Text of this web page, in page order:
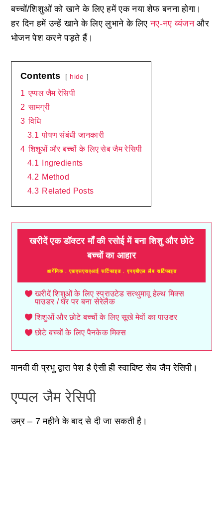
बच्चों/शिशुओं को खाने के लिए हमें एक नया शेफ बनना होगा।
हर दिन हमें उन्हें खाने के लिए लुभाने के लिएनए-नए व्यंजनऔर
भोजन पेश करने पड़ते हैं।
Contents hide
1 एप्पल जैम रेसिपी
2 सामग्री
3 विधि
3.1 पोषण संबंधी जानकारी
4 शिशुओं और बच्चों के लिए सेब जैम रेसिपी
4.1 Ingredients
4.2 Method
4.3 Related Posts
खरीदें एक डॉक्टर माँ की रसोई में बना शिशु और छोटे
बच्चों का आहार
आर्गेनिक . एफ़एसएसएआई सर्टिफाइड . एनएबीएल लैब सर्टिफाइड
खरीदें शिशुओं के लिए स्प्राउटेड सत्थुमावू हेल्थ मिक्स
पाउडर / घर पर बना सेरेलैक
शिशुओं और छोटे बच्चों के लिए सूखे मेवों का पाउडर
छोटे बच्चों के लिए पैनकेक मिक्स
मानवी वी प्रभु द्वारा पेश है ऐसी ही स्वादिष्ट सेब जैम रेसिपी।
एप्पल जैम रेसिपी
उम्र – 7 महीने के बाद से दी जा सकती है।